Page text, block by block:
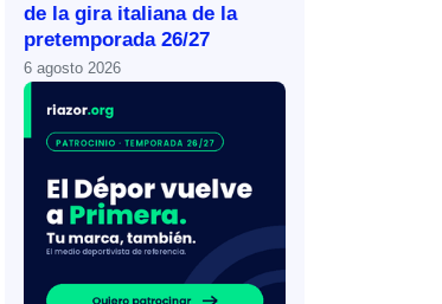
de la gira italiana de la
pretemporada 26/27
6 agosto 2026